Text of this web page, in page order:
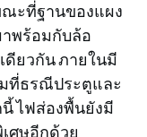
ณะที่ฐานของแผง
พร้อมกับล้อ
ดียวกัน ภายในมี
ที่ธรณีประตูและ
ไฟส่องพื้นยังมี
ศษอีกด้วย